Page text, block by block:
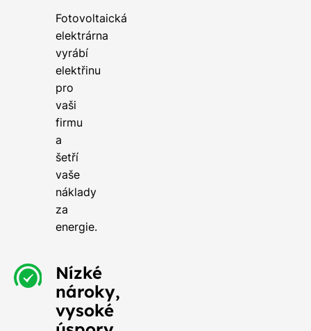
Fotovoltaická
elektrárna
vyrábí
elektřinu
pro
vaši
firmu
a
šetří
vaše
náklady
za
energie.
Nízké
nároky,
vysoké